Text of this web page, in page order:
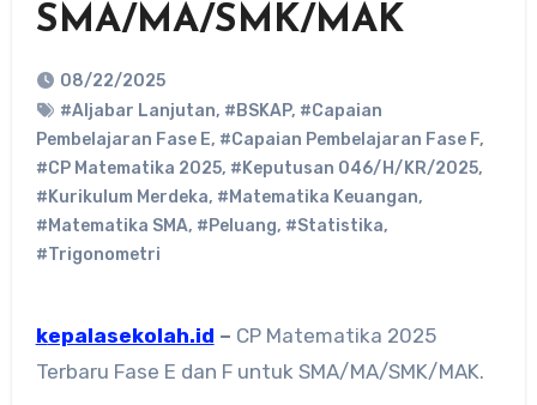
SMA/MA/SMK/MAK
08/22/2025
#Aljabar Lanjutan, #BSKAP, #Capaian
Pembelajaran Fase E, #Capaian Pembelajaran Fase F,
#CP Matematika 2025, #Keputusan 046/H/KR/2025,
#Kurikulum Merdeka, #Matematika Keuangan,
#Matematika SMA, #Peluang, #Statistika,
#Trigonometri
kepalasekolah.id – CP Matematika 2025
Terbaru Fase E dan F untuk SMA/MA/SMK/MAK.